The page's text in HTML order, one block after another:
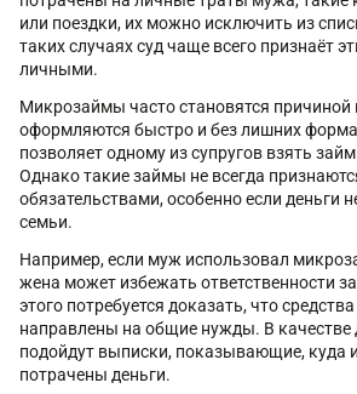
или поездки, их можно исключить из
таких случаях суд чаще всего признаёт
личными.
Микрозаймы часто становятся
оформляются быстро и без лишних
позволяет одному из супругов взять
Однако такие займы не всегда
обязательствами, особенно если деньги
семьи.
Например, если муж использовал
жена может избежать ответственности
этого потребуется доказать, что
направлены на общие нужды. В качестве
подойдут выписки, показывающие, куда
потрачены деньги.